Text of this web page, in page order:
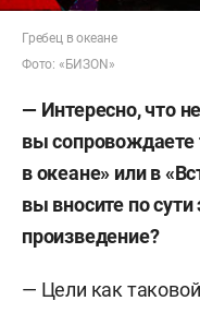
Гребец в океане
Фото: «БИЗОN»
— Интересно, что
вы сопровождаете
в океане» или в
вы вносите по
произведение?
— Цели как